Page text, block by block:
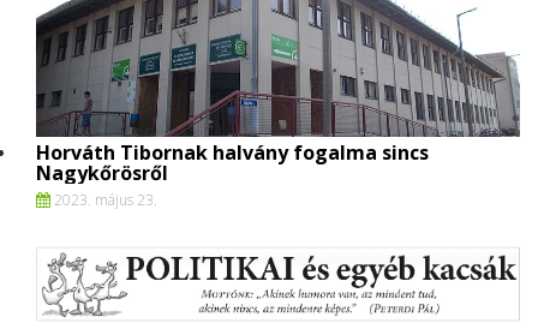
Horváth Tibornak halvány fogalma sincs
Nagykőrösről
2023. május 23.